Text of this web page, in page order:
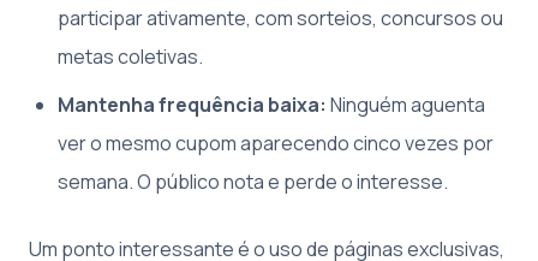
participar ativamente, com sorteios, concursos ou
metas coletivas.
Mantenha frequência baixa: Ninguém aguenta
ver o mesmo cupom aparecendo cinco vezes por
semana. O público nota e perde o interesse.
Um ponto interessante é o uso de páginas exclusivas,